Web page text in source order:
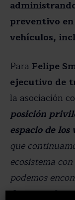
preventivo
vehículos,
Para Felipe
ejecutivo de
la asociación
posición
espacio de
que
ecosistema
podemos
Otonomo,